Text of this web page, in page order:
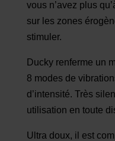
vous n’avez plus
sur les zones
stimuler.
Ducky renferme un
8 modes de
d’intensité. Très
utilisation en toute
Ultra doux, il est